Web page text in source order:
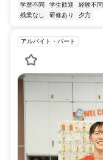
学歴不問
学生歓迎 経験不問
残業なし
研修あり 夕方
アルバイト・パート